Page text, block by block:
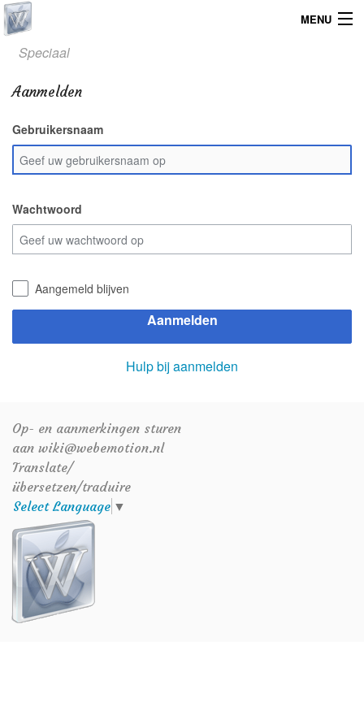
MENU
Home
Graphicdesign
Webdesign
Operating System
Speciaal
Aanmelden
Gebruikersnaam
Wachtwoord
Aangemeld blijven
Aanmelden
Hulp bij aanmelden
Op- en aanmerkingen sturen
aan wiki@webemotion.nl
Translate/
übersetzen/traduire
Select Language ▼